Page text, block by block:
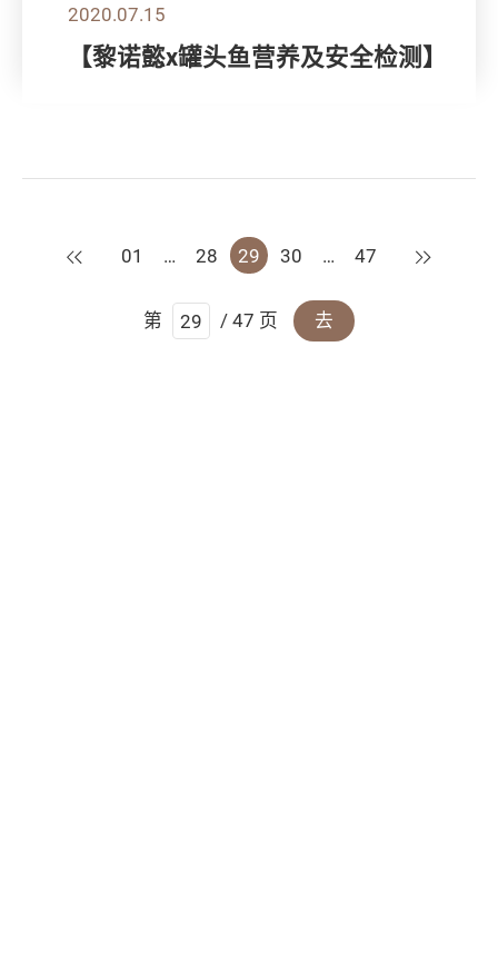
2020.07.15
【黎诺懿x罐头鱼营养及安全检测】
上一页
01 … 28 29 30 … 47 下一页
第 / 47 页 去